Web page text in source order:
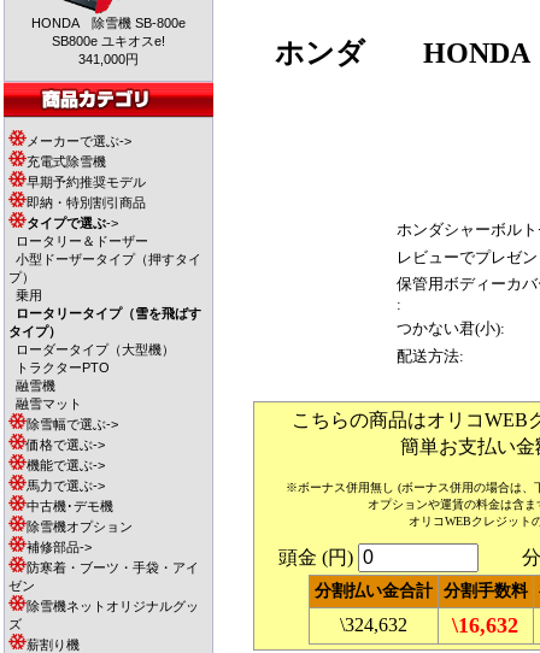
HONDA 除雪機 SB-800e
SB800e ユキオスe!
341,000円
メーカーで選ぶ->
充電式除雪機
早期予約推奨モデル
即納・特別割引商品
タイプで選ぶ->
ロータリー＆ドーザー
小型ドーザータイプ（押すタイ
プ）
乗用
ロータリータイプ（雪を飛ばす
タイプ）
ローダータイプ（大型機）
トラクターPTO
融雪機
融雪マット
除雪幅で選ぶ->
価格で選ぶ->
機能で選ぶ->
馬力で選ぶ->
中古機･デモ機
除雪機オプション
補修部品->
防寒着・ブーツ・手袋・アイ
ゼン
除雪機ネットオリジナルグッ
ズ
薪割り機
ホンダ HONDA
ホンダシャーボル
レビューでプレゼ
保管用ボディーカ
:
つかない君(小):
配送方法:
こちらの商品はオリコWEB
簡単お支払い
※ボーナス併用無し (ボーナス併用の場合は、
オプションや運賃の料金は含
オリコWEBクレジット
頭金 (円) 分
分割払い金合計 分割手数料
\324,632 \16,632